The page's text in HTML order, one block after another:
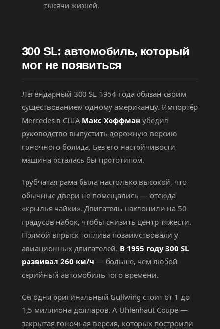
тысячи жизней.
300 SL: автомобиль, который
мог не появиться
Легендарный 300 SL 1954 года обязан своим
существованием одному американцу. Импортёр
Mercedes в США Макс Хоффман убедил
руководство выпустить дорожную версию
гоночного болида. Без его настойчивости
машина осталась бы прототипом.
Трубчатая рама была настолько высокой, что
обычные двери не помещались — отсюда
«крылья чайки». Двигатель наклонили на 50
градусов набок, чтобы снизить центр тяжести.
Прямой впрыск топлива позаимствовали у
авиационных двигателей. В 1955 году 300 SL
развивал 260 км/ч — больше, чем любой
серийный автомобиль того времени.
Сегодня оригинальный Gullwing стоит от 1 до
1,5 миллиона долларов. А Uhlenhaut Coupe —
закрытая гоночная версия, которых построили